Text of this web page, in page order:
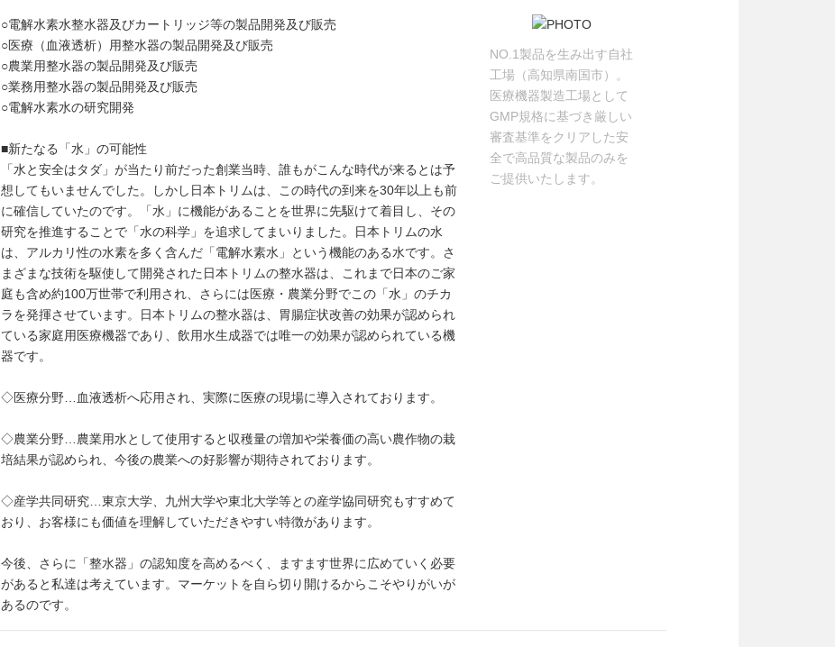
○電解水素水整水器及びカートリッジ等の製品開発及び販売
○医療（血液透析）用整水器の製品開発及び販売
○農業用整水器の製品開発及び販売
○業務用整水器の製品開発及び販売
○電解水素水の研究開発
■新たなる「水」の可能性
「水と安全はタダ」が当たり前だった創業当時、誰もがこんな時代が来るとは予
想してもいませんでした。しかし日本トリムは、この時代の到来を30年以上も前
に確信していたのです。「水」に機能があることを世界に先駆けて着目し、その
研究を推進することで「水の科学」を追求してまいりました。日本トリムの水
は、アルカリ性の水素を多く含んだ「電解水素水」という機能のある水です。さ
まざまな技術を駆使して開発された日本トリムの整水器は、これまで日本のご家
庭も含め約100万世帯で利用され、さらには医療・農業分野でこの「水」のチカ
ラを発揮させています。日本トリムの整水器は、胃腸症状改善の効果が認められ
ている家庭用医療機器であり、飲用水生成器では唯一の効果が認められている機
器です。
◇医療分野…血液透析へ応用され、実際に医療の現場に導入されております。
◇農業分野…農業用水として使用すると収穫量の増加や栄養価の高い農作物の栽
培結果が認められ、今後の農業への好影響が期待されております。
◇産学共同研究…東京大学、九州大学や東北大学等との産学協同研究もすすめて
おり、お客様にも価値を理解していただきやすい特徴があります。
今後、さらに「整水器」の認知度を高めるべく、ますます世界に広めていく必要
があると私達は考えています。マーケットを自ら切り開けるからこそやりがいが
あるのです。
NO.1製品を生み出す自社
工場（高知県南国市）。
医療機器製造工場として
GMP規格に基づき厳しい
審査基準をクリアした安
全で高品質な製品のみを
ご提供いたします。